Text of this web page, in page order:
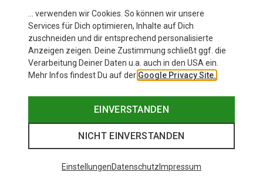
… verwenden wir Cookies. So können wir unsere
Services für Dich optimieren, Inhalte auf Dich
zuschneiden und dir entsprechend personalisierte
Anzeigen zeigen. Deine Zustimmung schließt ggf. die
Verarbeitung Deiner Daten u.a. auch in den USA ein.
Mehr Infos findest Du auf der Google Privacy Site.
EINVERSTANDEN
NICHT EINVERSTANDEN
EinstellungenDatenschutz Impressum